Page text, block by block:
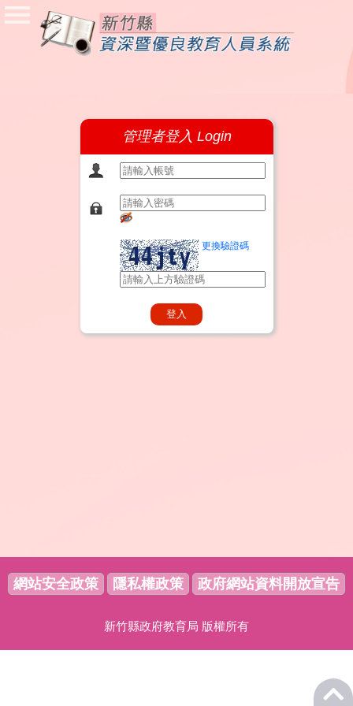
首頁
公佈欄
管理者登入 Login
更換驗證碼
網站安全政策 隱私權政策 政府網站資料開放宣告
新竹縣政府教育局 版權所有